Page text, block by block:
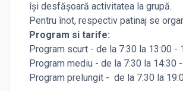
își desfășoară activitatea la grupă.
Pentru înot, respectiv patinaj se
Program si tarife:
Program scurt - de la 7:30 la 13:00 -
Program mediu - de la 7:30 la 14:30
Program prelungit - de la 7:30 la